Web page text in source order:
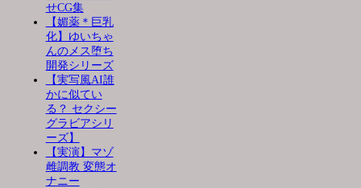
せCG集
【媚薬＊巨乳
化】ゆいちゃ
んのメス堕ち
開発シリーズ
【実写風AI誰
かに似てい
る？ セクシー
グラビアシリ
ーズ】
【実演】マゾ
雌調教 変態オ
ナニー